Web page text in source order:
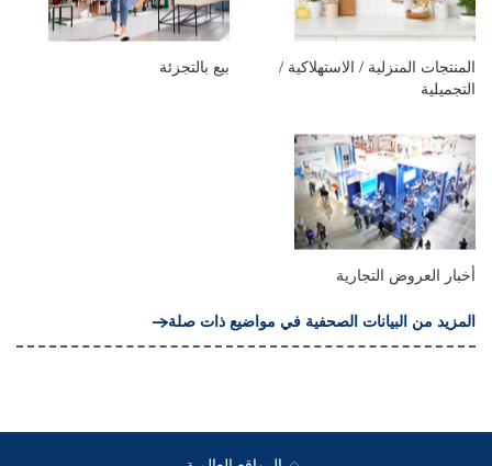
المنتجات المنزلية / الاستهلاكية /
التجميلية
بيع بالتجزئة
أخبار العروض التجارية
المزيد من البيانات الصحفية في مواضيع ذات صلة